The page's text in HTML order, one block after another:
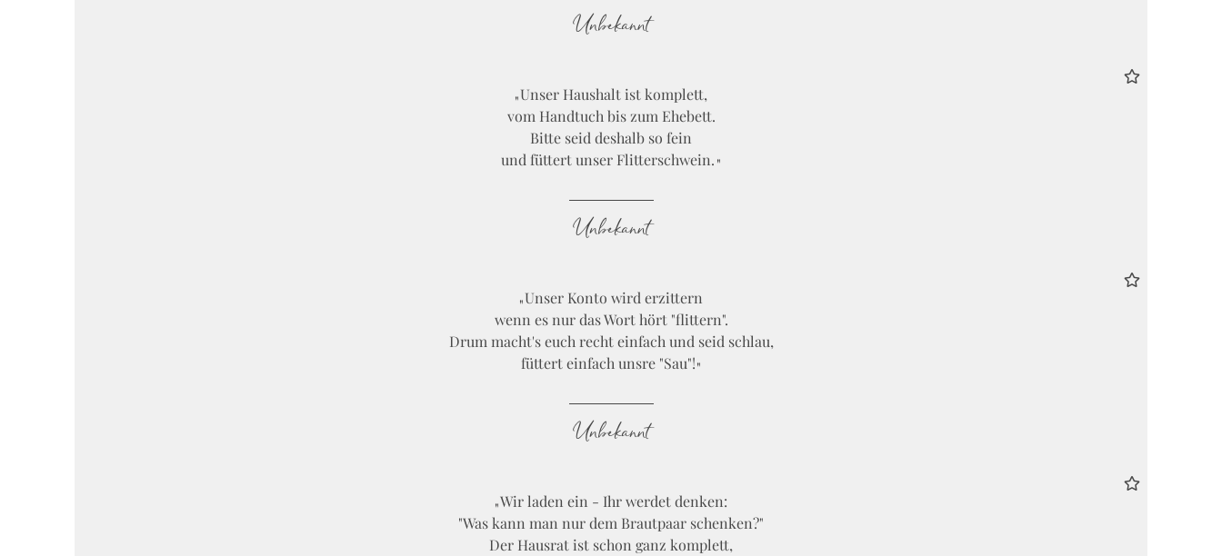
Unbekannt
Unser Haushalt ist komplett,
vom Handtuch bis zum Ehebett.
Bitte seid deshalb so fein
und füttert unser Flitterschwein.
Unbekannt
Unser Konto wird erzittern
wenn es nur das Wort hört "flittern".
Drum macht's euch recht einfach und seid schlau,
füttert einfach unsre "Sau"!
Unbekannt
Wir laden ein - Ihr werdet denken:
"Was kann man nur dem Brautpaar schenken?"
Der Hausrat ist schon ganz komplett,